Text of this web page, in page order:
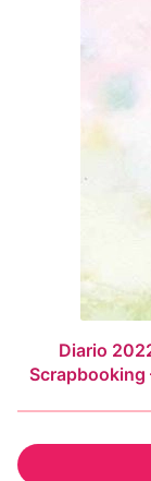
Diario
Scrapbooking